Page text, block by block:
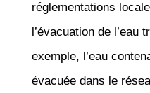
réglementations
l’évacuation de l’eau
exemple, l’eau
évacuée dans le